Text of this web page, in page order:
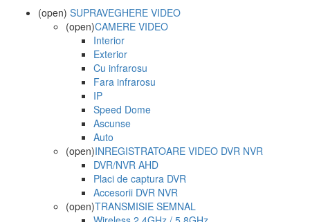
(open) SUPRAVEGHERE VIDEO
(open)CAMERE VIDEO
Interior
Exterior
Cu infrarosu
Fara infrarosu
IP
Speed Dome
Ascunse
Auto
(open)INREGISTRATOARE VIDEO DVR NVR
DVR/NVR AHD
Placi de captura DVR
Accesorii DVR NVR
(open)TRANSMISIE SEMNAL